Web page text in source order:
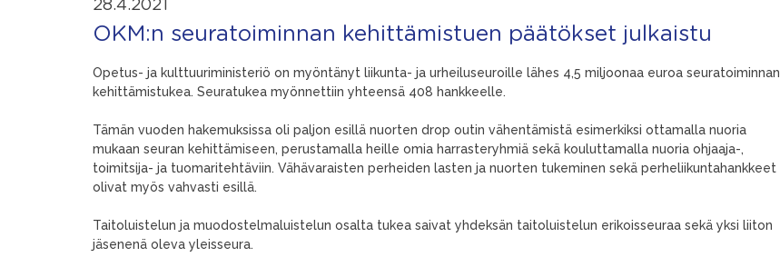
28.4.2021
OKM:n seuratoiminnan kehittämistuen päätökset julkaistu
Opetus- ja kulttuuriministeriö on myöntänyt liikunta- ja urheiluseuroille lähes 4,5 miljoonaa euroa seuratoiminnan
kehittämistukea. Seuratukea myönnettiin yhteensä 408 hankkeelle.
Tämän vuoden hakemuksissa oli paljon esillä nuorten drop outin vähentämistä esimerkiksi ottamalla nuoria
mukaan seuran kehittämiseen, perustamalla heille omia harrasteryhmiä sekä kouluttamalla nuoria ohjaaja-,
toimitsija- ja tuomaritehtäviin. Vähävaraisten perheiden lasten ja nuorten tukeminen sekä perheliikuntahankkeet
olivat myös vahvasti esillä.
Taitoluistelun ja muodostelmaluistelun osalta tukea saivat yhdeksän taitoluistelun erikoisseuraa sekä yksi liiton
jäsenenä oleva yleisseura.